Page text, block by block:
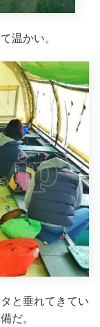
温かい。
と垂れてきてい
だ。